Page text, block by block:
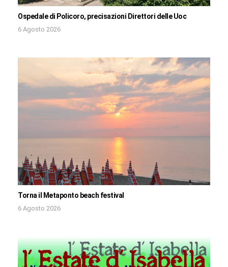
Ospedale di Policoro, precisazioni Direttori delle Uoc
6 Agosto 2026
Torna il Metaponto beach festival
6 Agosto 2026